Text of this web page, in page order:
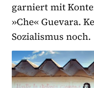
garniert mit
»Che« Guevara.
Sozialismus noch.